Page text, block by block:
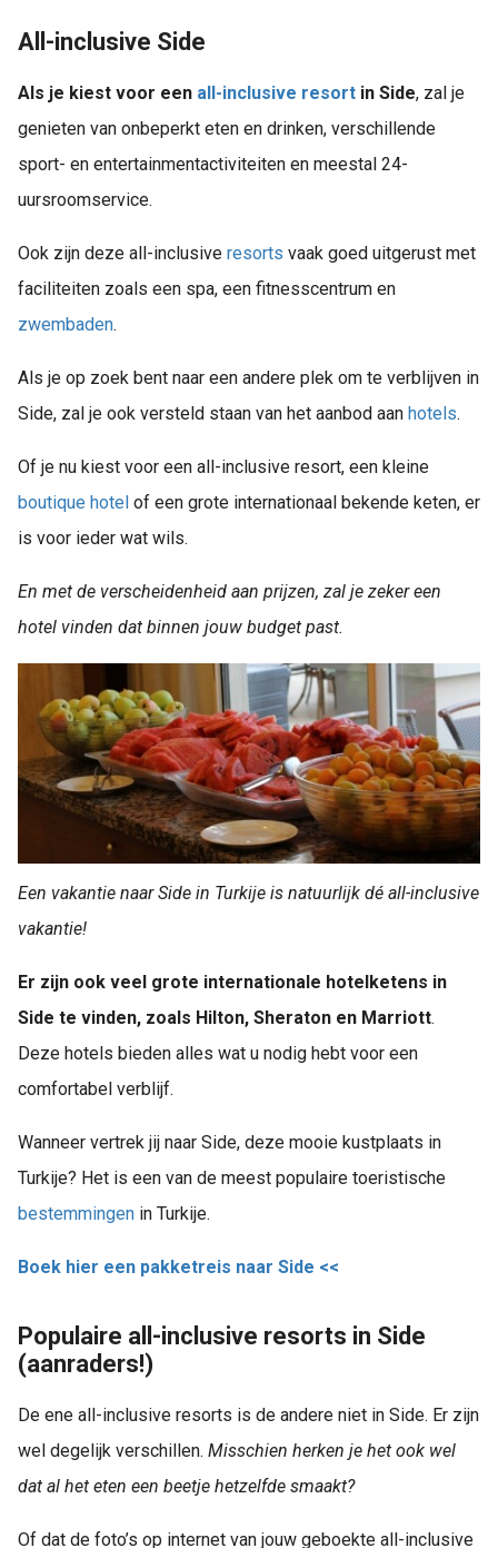
All-inclusive Side
Als je kiest voor een all-inclusive resort in Side, zal je
genieten van onbeperkt eten en drinken, verschillende
sport- en entertainmentactiviteiten en meestal 24-
uursroomservice.
Ook zijn deze all-inclusive resorts vaak goed uitgerust met
faciliteiten zoals een spa, een fitnesscentrum en
zwembaden.
Als je op zoek bent naar een andere plek om te verblijven in
Side, zal je ook versteld staan van het aanbod aan hotels.
Of je nu kiest voor een all-inclusive resort, een kleine
boutique hotel of een grote internationaal bekende keten, er
is voor ieder wat wils.
En met de verscheidenheid aan prijzen, zal je zeker een
hotel vinden dat binnen jouw budget past.
Een vakantie naar Side in Turkije is natuurlijk dé all-inclusive
vakantie!
Er zijn ook veel grote internationale hotelketens in
Side te vinden, zoals Hilton, Sheraton en Marriott.
Deze hotels bieden alles wat u nodig hebt voor een
comfortabel verblijf.
Wanneer vertrek jij naar Side, deze mooie kustplaats in
Turkije? Het is een van de meest populaire toeristische
bestemmingen in Turkije.
Boek hier een pakketreis naar Side <<
Populaire all-inclusive resorts in Side
(aanraders!)
De ene all-inclusive resorts is de andere niet in Side. Er zijn
wel degelijk verschillen. Misschien herken je het ook wel
dat al het eten een beetje hetzelfde smaakt?
Of dat de foto’s op internet van jouw geboekte all-inclusive